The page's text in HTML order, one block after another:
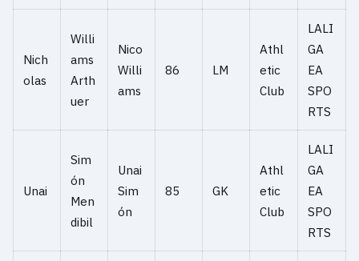
Nich
olas
Willi
ams
Arth
uer
Nico
Willi
ams
86 LM
Athl
etic
Club
LALI
GA
EA
SPO
RTS
Unai
Sim
ón
Men
dibil
Unai
Sim
ón
85 GK
Athl
etic
Club
LALI
GA
EA
SPO
RTS